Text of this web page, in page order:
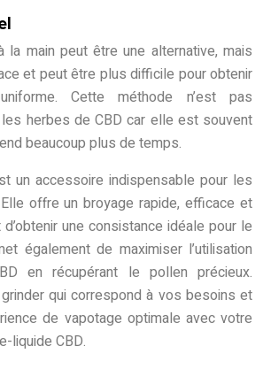
la main peut être une alternative, mais
et peut être plus difficile pour obtenir
Cette méthode n’est pas
herbes de CBD car elle est souvent
beaucoup plus de temps.
un accessoire indispensable pour les
offre un broyage rapide, efficace et
une consistance idéale pour le
également de maximiser l’utilisation
en récupérant le pollen précieux.
qui correspond à vos besoins et
de vapotage optimale avec votre
liquide CBD.